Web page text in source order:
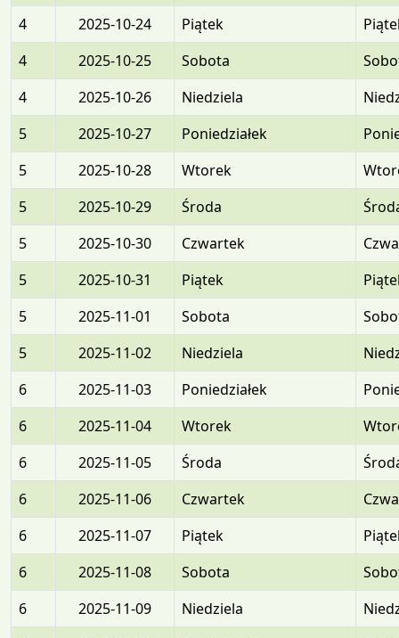
4
2025-10-24 Piątek
4
2025-10-25 Sobota
4
2025-10-26 Niedziela
5
2025-10-27 Poniedziałek
5
2025-10-28 Wtorek
5
2025-10-29 Środa
5
2025-10-30 Czwartek
5
2025-10-31 Piątek
5
2025-11-01 Sobota
5
2025-11-02 Niedziela
6
2025-11-03 Poniedziałek
6
2025-11-04 Wtorek
6
2025-11-05 Środa
6
2025-11-06 Czwartek
6
2025-11-07 Piątek
6
2025-11-08 Sobota
6
2025-11-09 Niedziela